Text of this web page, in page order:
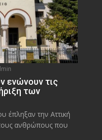
ενώνουν τις
των
έπληξαν την Αττική
ανθρώπους που